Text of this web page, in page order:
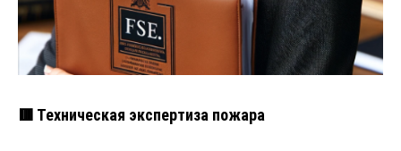
🟥 Техническая экспертиза пожара